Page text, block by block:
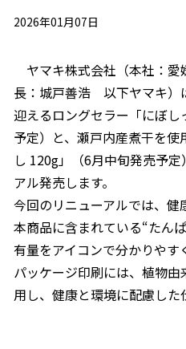
旨さ、別格。だし屋の鍋
時短レシピ
おいしいレシピを商品から探す
かつお節レシピ
めんつゆレシピ
ヤマキ かつお節プラス®
かつお節・だしを楽しむ
だしコミュ
- ヤマキ かつお節プラス®
採用情報
- ジョブリターン制
コミュニティサイト
Global
2026年01月07日
ヤマキ株式会社（本社：
長：城戸善浩 以下ヤマキ）
迎えるロングセラー「にぼし
予定）と、瀬戸内産煮干を
し 120g」（6月中旬発売予
アル発売します。
今回のリニューアルでは、健
本商品に含まれている“たん
有量をアイコンで分かりやす
パッケージ印刷には、植物
用し、健康と環境に配慮した